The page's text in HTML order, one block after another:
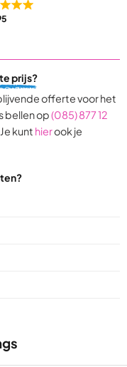
Rated
5,0
based
on
9
ratings
prijs?
offerte voor het
bellen op(085) 877 12
kunt hierook je